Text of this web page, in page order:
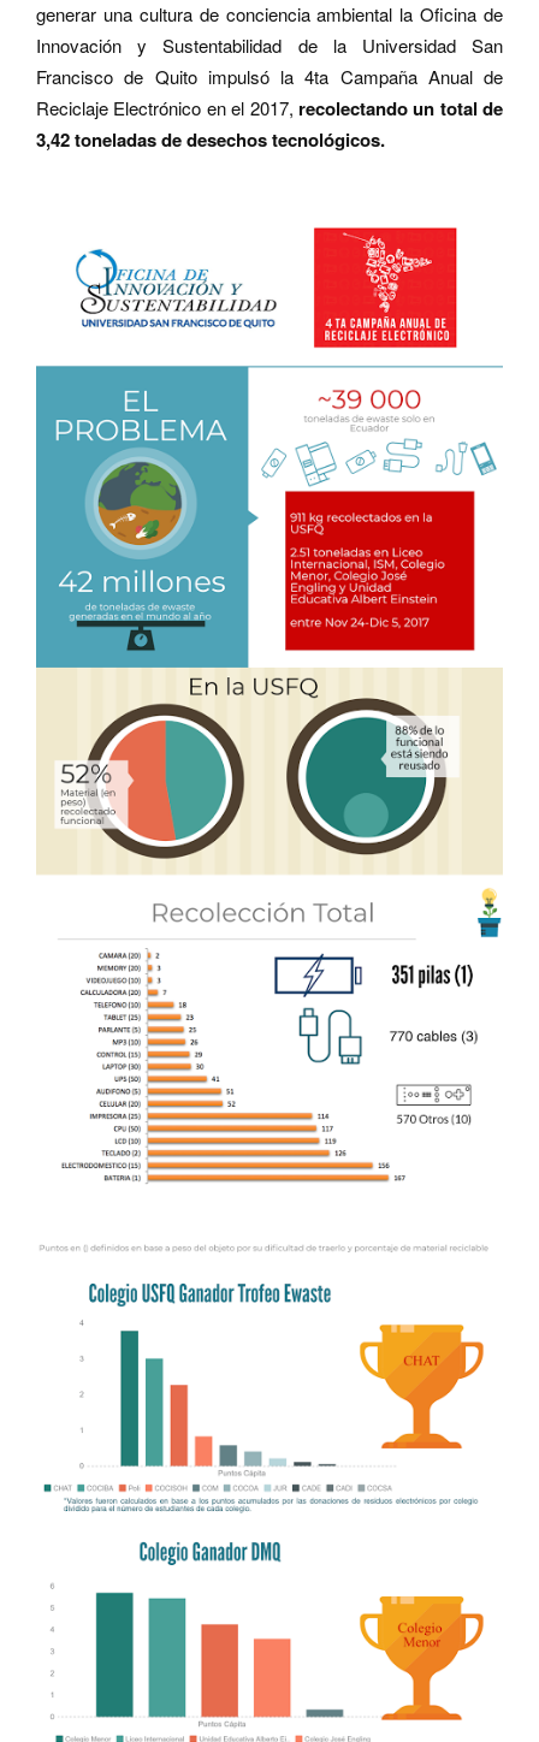
generar una cultura de conciencia ambiental la Oficina de
Innovación y Sustentabilidad de la Universidad San
Francisco de Quito impulsó la 4ta Campaña Anual de
Reciclaje Electrónico en el 2017, recolectando un total de
3,42 toneladas de desechos tecnológicos.